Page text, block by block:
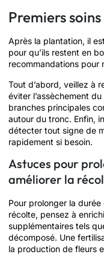
Premiers
Après la plantation, il
pour qu’ils restent en
recommandations pour
Tout d’abord, veillez à
éviter l’assèchement
branches principales
autour du tronc. Enfin,
détecter tout signe de
rapidement si besoin.
Astuces pour
améliorer la
Pour prolonger la
récolte, pensez à
supplémentaires tels
décomposé. Une
la production de fleurs